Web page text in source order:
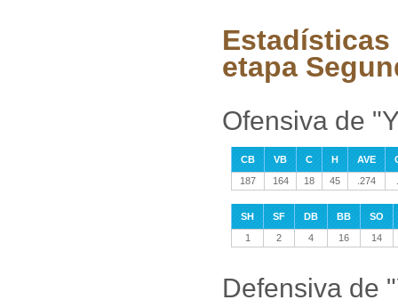
Estadísticas
etapa
Ofensiva de
CB VB C H AVE
187
164 18 45 .274
SH SF DB BB
SO
1
2 4 16 14
Defensiva de